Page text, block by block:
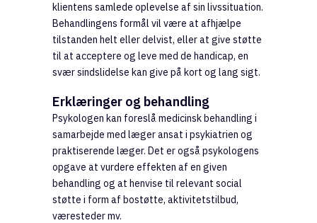
klientens samlede oplevelse af sin livssituation.
Behandlingens formål vil være at afhjælpe
tilstanden helt eller delvist, eller at give støtte
til at acceptere og leve med de handicap, en
svær sindslidelse kan give på kort og lang sigt.
Erklæringer og behandling
Psykologen kan foreslå medicinsk behandling i
samarbejde med læger ansat i psykiatrien og
praktiserende læger. Det er også psykologens
opgave at vurdere effekten af en given
behandling og at henvise til relevant social
støtte i form af bostøtte, aktivitetstilbud,
væresteder mv.